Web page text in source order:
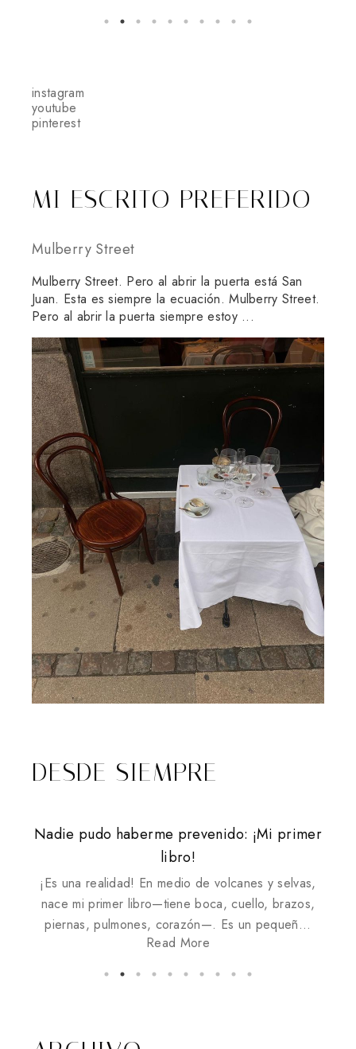
instagram
youtube
pinterest
MI ESCRITO PREFERIDO
Mulberry Street
Mulberry Street. Pero al abrir la puerta está San
Juan. Esta es siempre la ecuación. Mulberry Street.
Pero al abrir la puerta siempre estoy ...
DESDE SIEMPRE
"Hay poemas que sirven como contactos de
emergencia"
Read More
Nadie pudo haberme prevenido: ¡Mi primer
libro!
¡Es una realidad! En medio de volcanes y selvas,
nace mi primer libro—tiene boca, cuello, brazos,
piernas, pulmones, corazón—. Es un pequeñ...
Read More
¿será eso?
Read More
esta es mi casa
Read More
las lilas duermen
Read More
Mulberry Street
Read More
Si ella supiera
Read More
lo que aprendo cuando escribo
Read More
Presentación de «Nadie pudo haberme
prevenido» — Yésica Isabel Nieves Quiñones
Read More
Para que un beso exista, mi primera novela
Read More